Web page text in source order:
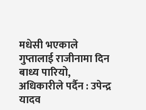
मधेसी भएकाले
गुप्तालाई राजीनामा दिन
बाध्य पारियो,
अधिकारीले पर्दैन : उपेन्द्र
यादव